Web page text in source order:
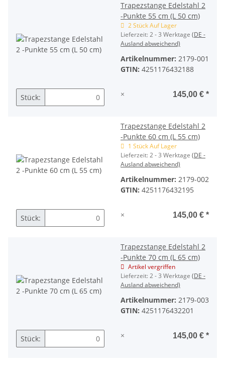
Trapezstange Edelstahl 2
-Punkte 55 cm (L 50 cm)
2 Stück Auf Lager
Lieferzeit:2 - 3 Werktage (DE -
Ausland abweichend)
Artikelnummer: 2179-001
GTIN: 4251176432188
Stück: × 145,00 € *
Trapezstange Edelstahl 2
-Punkte 60 cm (L 55 cm)
1 Stück Auf Lager
Lieferzeit:2 - 3 Werktage (DE -
Ausland abweichend)
Artikelnummer: 2179-002
GTIN: 4251176432195
Stück: × 145,00 € *
Trapezstange Edelstahl 2
-Punkte 70 cm (L 65 cm)
Artikel vergriffen
Lieferzeit:2 - 3 Werktage (DE -
Ausland abweichend)
Artikelnummer: 2179-003
GTIN: 4251176432201
Stück: × 145,00 € *